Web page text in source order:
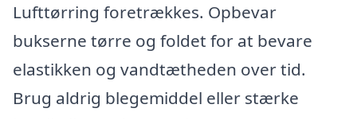
Lufttørring foretrækkes. Opbevar
bukserne tørre og foldet for at bevare
elastikken og vandtætheden over tid.
Brug aldrig blegemiddel eller stærke